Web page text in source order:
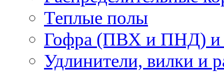
Теплые полы
Гофра (ПВХ и ПНД) и
Удлинители, вилки и